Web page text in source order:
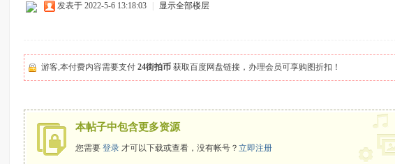
发表于 2022-5-6 13:18:03 显示全部楼层
游客,本付费内容需要支付24街拍币 获取百度网盘链接，办理会员可享购图折扣！
本帖子中包含更多资源
您需要登录 才可以下载或查看，没有帐号？立即注册